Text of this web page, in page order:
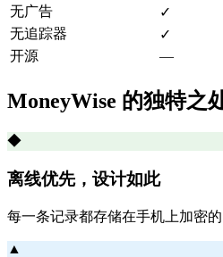
无广告
✓
无追踪器
✓
开源
—
MoneyWise 的独特之
◆
离线优先，设计如此
每一条记录都存储在手机上加密
▲